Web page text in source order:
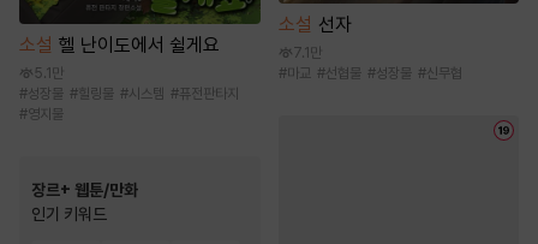
소설 헬 난이도에서 쉴게요
5.1만
#성장물 # 힐링물 #시스템 #퓨전판타지
#영지물
장르+ 웹툰/만화
인기 키워드
소설 선자
7.1만
#마교 #선협물 #성장물 #신무협